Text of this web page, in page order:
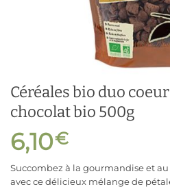
Céréales bio duo
chocolat bio 500g
6,10€
Succombez à la gourmandise et
avec ce délicieux mélange de